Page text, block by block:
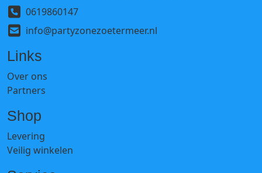
0619860147
info@partyzonezoetermeer.nl
Links
Over ons
Partners
Shop
Levering
Veilig winkelen